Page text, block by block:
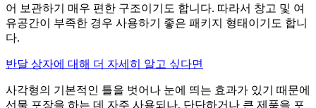
어 보관하기 매우 편한 구조이기도 합니다. 따라서 창고 및 여
유공간이 부족한 경우 사용하기 좋은 패키지 형태이기도 합니
다.
반달 상자에 대해 더 자세히 알고 싶다면
사각형의 기본적인 틀을 벗어나 눈에 띄는 효과가 있기 때문에
선물 포장을 하는 데 자주 사용되나, 단단하거나 큰 제품을 포